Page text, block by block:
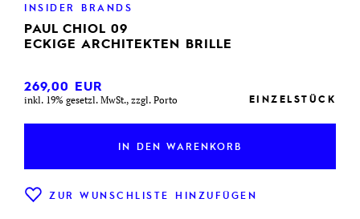
INSIDER BRANDS
PAUL CHIOL 09
ECKIGE ARCHITEKTEN BRILLE
269,00 EUR
inkl. 19% gesetzl. MwSt., zzgl. Porto EINZELSTÜCK
IN DEN WARENKORB
ZUR WUNSCHLISTE HINZUFÜGEN